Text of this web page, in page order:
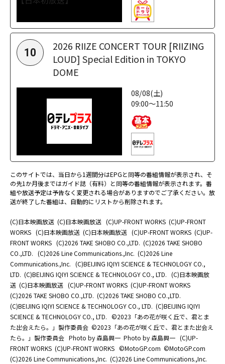
10
2026 RIIZE CONCERT TOUR [RIIZING
LOUD] Special Edition in TOKYO
DOME
08/08(土)
09:00～11:50
このサイトでは、当日から1週間分はEPGと同等の番組情報が表示され、そ
の先1か月後まではガイド誌（有料）と同等の番組情報が表示されます。番
組や放送予定は予告なく変更される場合がありますのでご了承ください。放
送が終了した番組は、自動的にリストから削除されます。
(C)日本映画放送 (C)日本映画放送 (C)UP-FRONT WORKS (C)UP-FRONT
WORKS (C)日本映画放送 (C)日本映画放送 (C)UP-FRONT WORKS (C)UP-
FRONT WORKS (C)2026 TAKE SHOBO CO.,LTD. (C)2026 TAKE SHOBO
CO.,LTD. (C)2026 Line Communications.,Inc. (C)2026 Line
Communications.,Inc. (C)BEIJING IQIYI SCIENCE & TECHNOLOGY CO.,
LTD. (C)BEIJING IQIYI SCIENCE & TECHNOLOGY CO., LTD. (C)日本映画放
送 (C)日本映画放送 (C)UP-FRONT WORKS (C)UP-FRONT WORKS
(C)2026 TAKE SHOBO CO.,LTD. (C)2026 TAKE SHOBO CO.,LTD.
(C)BEIJING IQIYI SCIENCE & TECHNOLOGY CO., LTD. (C)BEIJING IQIYI
SCIENCE & TECHNOLOGY CO., LTD. ©2023「あの花が咲く丘で、君とま
た出会えたら。」製作委員会 ©2023「あの花が咲く丘で、君とまた出会え
たら。」製作委員会 Photo by 森島興一 Photo by 森島興一 (C)UP-
FRONT WORKS (C)UP-FRONT WORKS ©MotoGP.com ©MotoGP.com
(C)2026 Line Communications.,Inc. (C)2026 Line Communications.,Inc.